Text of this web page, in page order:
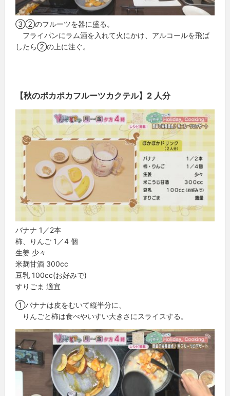
③②のフルーツを器に盛る。
フライパンにラム酒を入れて火にかけ、アルコールを飛ば
したら②の上に注ぐ。
【秋のポカポカフルーツカクテル】2 人分
バナナ 1／2本
柿、りんご 1／4 個
生姜 少々
米麹甘酒 300cc
豆乳 100cc(お好みで)
すりごま 適宜
①バナナは皮をむいて縦半分に、
りんごと柿は食べやいすい大きさにスライスする。